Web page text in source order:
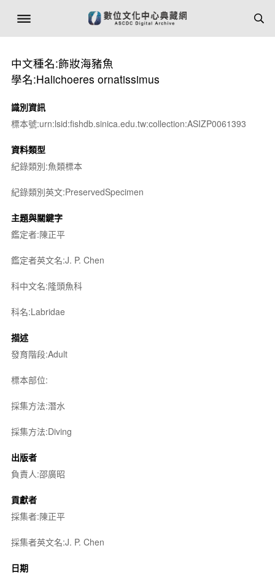
中文種名:飾妝海豬魚
學名:Halichoeres ornatissimus
識別資訊
標本號:urn:lsid:fishdb.sinica.edu.tw:collection:ASIZP0061393
資料類型
紀錄類別:魚類標本
紀錄類別英文:PreservedSpecimen
主題與關鍵字
鑑定者:陳正平
鑑定者英文名:J. P. Chen
科中文名:隆頭魚科
科名:Labridae
描述
發育階段:Adult
標本部位:
採集方法:潛水
採集方法:Diving
出版者
負責人:邵廣昭
貢獻者
採集者:陳正平
採集者英文名:J. P. Chen
日期